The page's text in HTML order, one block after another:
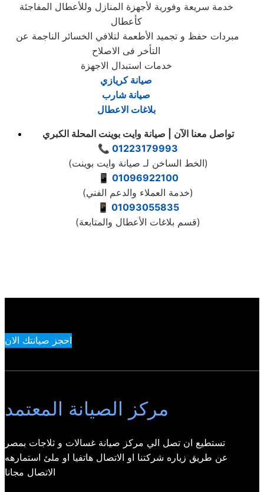
خدمة سريعة وفورية لأجهزة المنازل وللأعطال المفاجئة
كأعطال
التأخر فى الاصلاح
خدمات استبدال الاجهزة
صيانة كريازي
صيانة شارب
بلاغات الاعطال
تواصل معنا الآن | صيانة وايت بوينت المحلة الكبري
📞 01223179993
(الخط الساخن لـ صيانة وايت بوينت)
📱 01096922100
(خدمة العملاء والدعم الفني)
📱 01093055835
(قسم بلاغات الأعطال والمتابعة)
احجز صيانتك الان
مركز الصيانة المعتمد
تستطيع ان تصل الي مركز صيانة غسالات و ثلاجات بمصر
عن طريق زياره شركتنا او الاتصال هاتفيا او ملئ استمارهه
الاتصال مجانا